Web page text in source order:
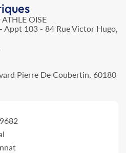
OISE
103 - 84 Rue Victor Hugo,
Pierre De Coubertin, 60180